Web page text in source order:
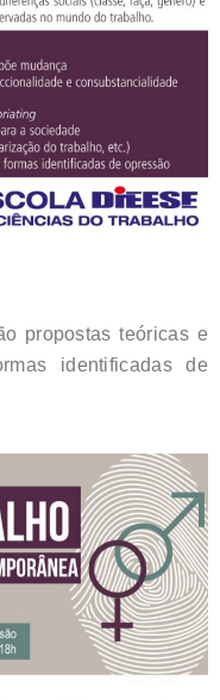
propostas teóricas e
identificadas de